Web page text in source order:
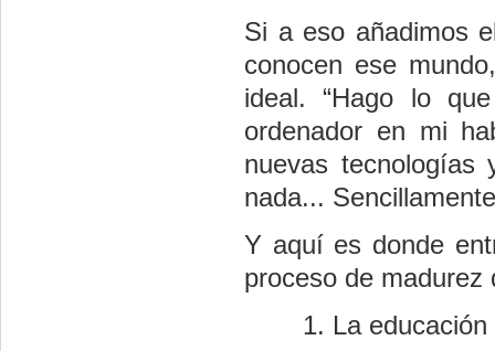
Si a eso añadimos
conocen ese
ideal. “Hago lo
ordenador en mi
nuevas
nada...
Y aquí es donde
proceso de madurez
La